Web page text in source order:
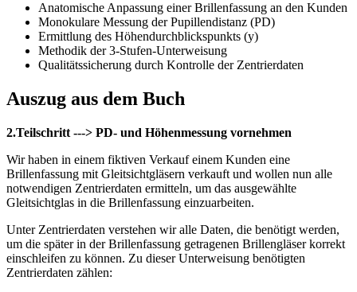
Anatomische Anpassung einer Brillenfassung an den Kunden
Monokulare Messung der Pupillendistanz (PD)
Ermittlung des Höhendurchblickspunkts (y)
Methodik der 3-Stufen-Unterweisung
Qualitätssicherung durch Kontrolle der Zentrierdaten
Auszug aus dem Buch
2.Teilschritt ---> PD- und Höhenmessung vornehmen
Wir haben in einem fiktiven Verkauf einem Kunden eine
Brillenfassung mit Gleitsichtgläsern verkauft und wollen nun alle
notwendigen Zentrierdaten ermitteln, um das ausgewählte
Gleitsichtglas in die Brillenfassung einzuarbeiten.
Unter Zentrierdaten verstehen wir alle Daten, die benötigt werden,
um die später in der Brillenfassung getragenen Brillengläser korrekt
einschleifen zu können. Zu dieser Unterweisung benötigten
Zentrierdaten zählen: